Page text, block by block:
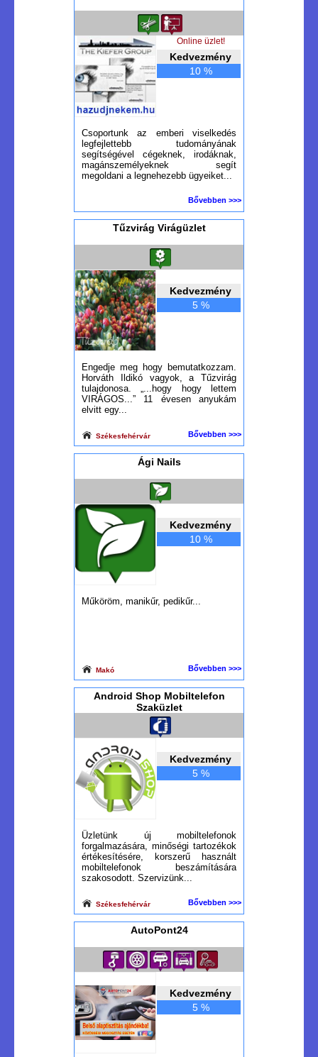
Kedvezmény
10 %
Online üzlet!
Csoportunk az emberi viselkedés
legfejlettebb tudományának
segítségével cégeknek, irodáknak,
magánszemélyeknek segít
megoldani a legnehezebb ügyeiket...
Bővebben >>>
Tűzvirág Virágüzlet
Kedvezmény
5 %
Engedje meg hogy bemutatkozzam.
Horváth Ildikó vagyok, a Tűzvirág
tulajdonosa. „...hogy hogy lettem
VIRÁGOS...” 11 évesen anyukám
elvitt egy...
Székesfehérvár Bővebben >>>
Ági Nails
Kedvezmény
10 %
Műköröm, manikűr, pedikűr...
Makó Bővebben >>>
Android Shop Mobiltelefon
Szaküzlet
Kedvezmény
5 %
Üzletünk új mobiltelefonok
forgalmazására, minőségi tartozékok
értékesítésére, korszerű használt
mobiltelefonok beszámítására
szakosodott. Szervizünk...
Székesfehérvár Bővebben >>>
AutoPont24
Kedvezmény
5 %